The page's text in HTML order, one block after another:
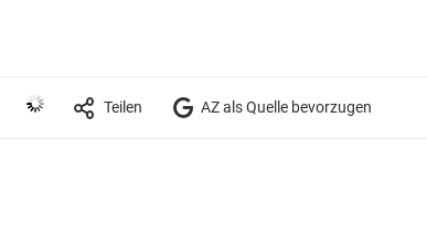
Teilen AZ als Quelle bevorzugen